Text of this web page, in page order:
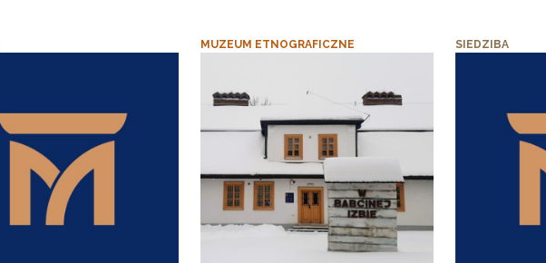
MUZEUM ETNOGRAFICZNE SIEDZIBA